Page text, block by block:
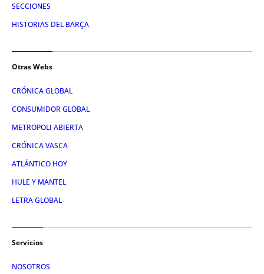
SECCIONES
HISTORIAS DEL BARÇA
Otras Webs
CRÓNICA GLOBAL
CONSUMIDOR GLOBAL
METROPOLI ABIERTA
CRÓNICA VASCA
ATLÁNTICO HOY
HULE Y MANTEL
LETRA GLOBAL
Servicios
NOSOTROS